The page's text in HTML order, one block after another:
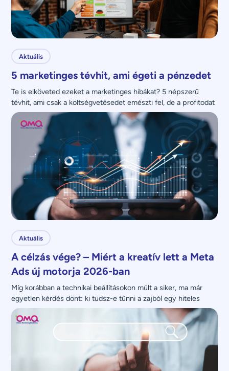
Aktuális
5 marketinges tévhit, ami égeti a pénzedet
Te is elköveted ezeket a marketinges hibákat? 5 népszerű
tévhit, ami csak a költségvetésedet emészti fel, de a profitodat
nem növeli.
Aktuális
A célzás vége? – Miért a kreatív lett a Meta
Ads új motorja 2026-ban
Míg korábban a technikai beállításokon múlt a siker, ma már
egyetlen kérdés dönt: ki tudsz-e tűnni a zajból egy hiteles
üzenettel?